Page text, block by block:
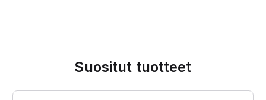
Suositut tuotteet